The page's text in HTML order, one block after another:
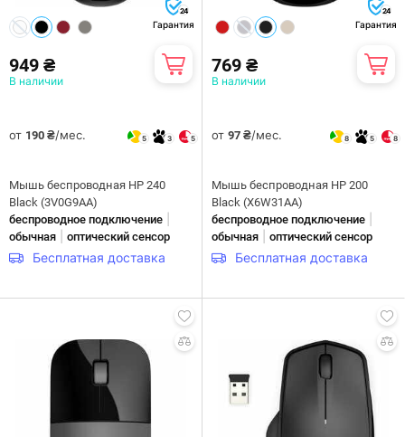
24
Гарантия
949 ₴
В наличии
от 190 ₴/мес. 5 3 5
Мышь беспроводная HP 240
Black (3V0G9AA)
беспроводное подключение
обычная оптический сенсор
Бесплатная доставка
24
Гарантия
769 ₴
В наличии
от 97 ₴/мес. 8 5 8
Мышь беспроводная HP 200
Black (X6W31AA)
беспроводное подключение
обычная оптический сенсор
Бесплатная доставка